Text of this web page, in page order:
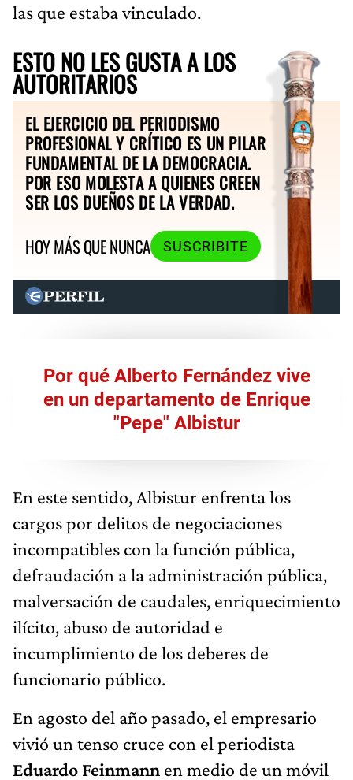
las que estaba vinculado.
ESTO NO LES GUSTA A LOS
AUTORITARIOS
EL EJERCICIO DEL PERIODISMO
PROFESIONAL Y CRÍTICO ES UN PILAR
FUNDAMENTAL DE LA DEMOCRACIA.
POR ESO MOLESTA A QUIENES CREEN
SER LOS DUEÑOS DE LA VERDAD.
HOY MÁS QUE NUNCA
SUSCRIBITE
Por qué Alberto Fernández vive
en un departamento de Enrique
"Pepe" Albistur
En este sentido, Albistur enfrenta los
cargos por delitos de negociaciones
incompatibles con la función pública,
defraudación a la administración pública,
malversación de caudales, enriquecimiento
ilícito, abuso de autoridad e
incumplimiento de los deberes de
funcionario público.
En agosto del año pasado, el empresario
vivió un tenso cruce con el periodista
Eduardo Feinmann en medio de un móvil